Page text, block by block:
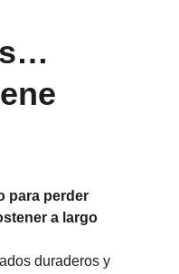
para perder
a largo
duraderos y